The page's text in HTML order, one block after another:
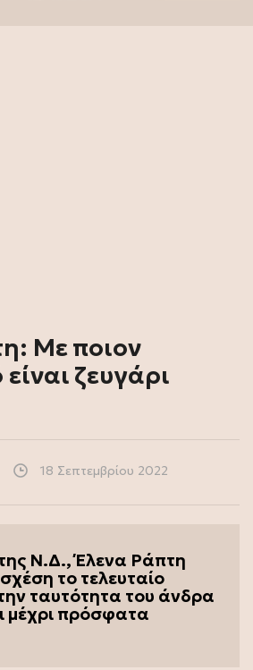
Με ποιον
ζευγάρι
18 Σεπτεμβρίου 2022
Ν.Δ., Έλενα Ράπτη
το τελευταίο
ταυτότητα του άνδρα
μέχρι πρόσφατα